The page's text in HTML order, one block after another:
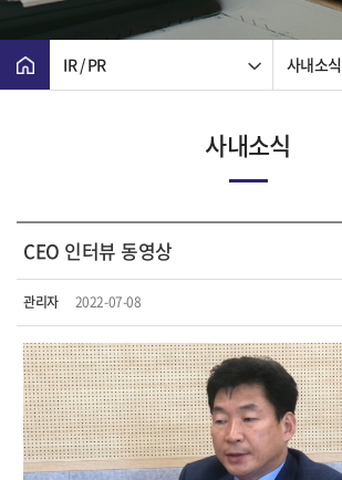
IR / PR 사내소식
사내소식
CEO 인터뷰 동영상
관리자 2022-07-08